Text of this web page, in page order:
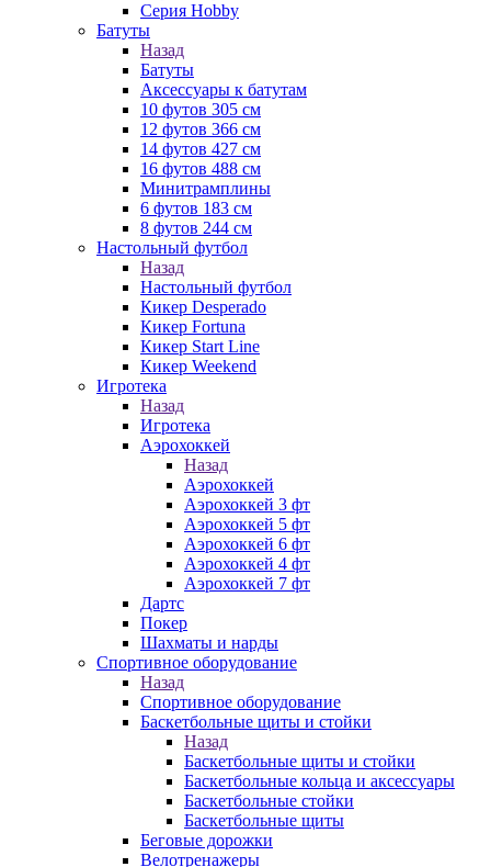
Серия Hobby
Батуты
Назад
Батуты
Аксессуары к батутам
10 футов 305 см
12 футов 366 см
14 футов 427 см
16 футов 488 см
Минитрамплины
6 футов 183 см
8 футов 244 см
Настольный футбол
Назад
Настольный футбол
Кикер Desperado
Кикер Fortuna
Кикер Start Line
Кикер Weekend
Игротека
Назад
Игротека
Аэрохоккей
Назад
Аэрохоккей
Аэрохоккей 3 фт
Аэрохоккей 5 фт
Аэрохоккей 6 фт
Аэрохоккей 4 фт
Аэрохоккей 7 фт
Дартс
Покер
Шахматы и нарды
Спортивное оборудование
Назад
Спортивное оборудование
Баскетбольные щиты и стойки
Назад
Баскетбольные щиты и стойки
Баскетбольные кольца и аксессуары
Баскетбольные стойки
Баскетбольные щиты
Беговые дорожки
Велотренажеры